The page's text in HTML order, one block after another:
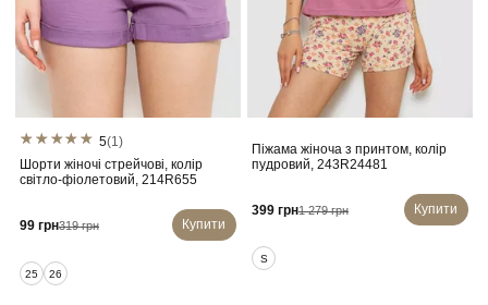
5(1)
Шорти жіночі стрейчові, колір
світло-фіолетовий, 214R655
99 грн319 грн Купити
25 26
Піжама жіноча з принтом, колір
пудровий, 243R24481
399 грн1 279 грн Купити
S